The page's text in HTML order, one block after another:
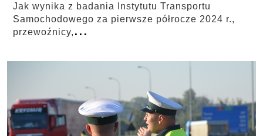
Jak wynika z badania Instytutu Transportu
Samochodowego za pierwsze półrocze 2024 r.,
przewoźnicy,...